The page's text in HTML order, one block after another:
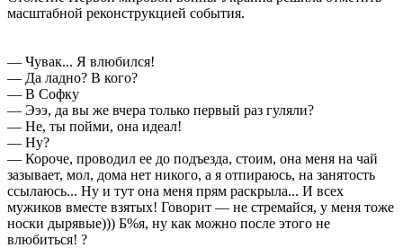
масштабной реконструкцией события.
— Чувак... Я влюбился!
— Да ладно? В кого?
— В Софку
— Эээ, да вы же вчера только первый раз гуляли?
— Не, ты пойми, она идеал!
— Ну?
— Короче, проводил ее до подъезда, стоим, она меня на чай
зазывает, мол, дома нет никого, а я отпираюсь, на занятость
ссылаюсь... Ну и тут она меня прям раскрыла... И всех
мужиков вместе взятых! Говорит — не стремайся, у меня тоже
носки дырявые))) Б%я, ну как можно после этого не
влюбиться! ?